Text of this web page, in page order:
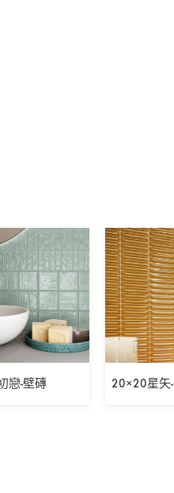
戀-壁磚 20×20星矢